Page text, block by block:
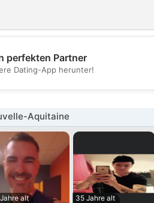
💕
perfekten Partner
Dating-App herunter!
Aquitaine
alt
35 Jahre alt